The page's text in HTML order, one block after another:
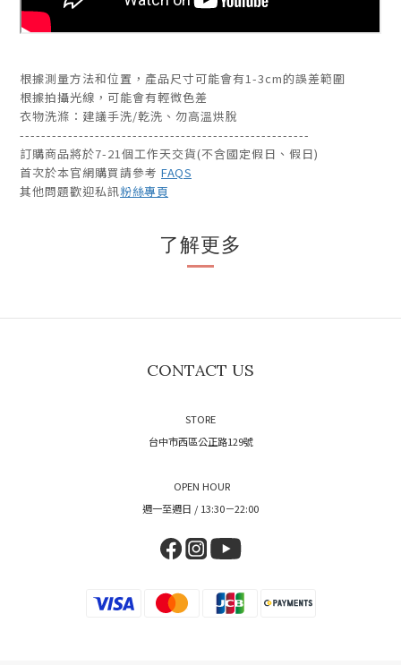
根據測量方法和位置，產品尺寸可能會有1-3cm的誤差範圍
根據拍攝光線，可能會有輕微色差
衣物洗滌：建議手洗/乾洗、勿高溫烘脫
------------------------------------------------------
訂購商品將於7-21個工作天交貨(不含國定假日、假日)
首次於本官網購買請參考 FAQS
其他問題歡迎私訊粉絲專頁
了解更多
CONTACT US
STORE
台中市西區公正路129號
OPEN HOUR
週一至週日 / 13:30－22:00